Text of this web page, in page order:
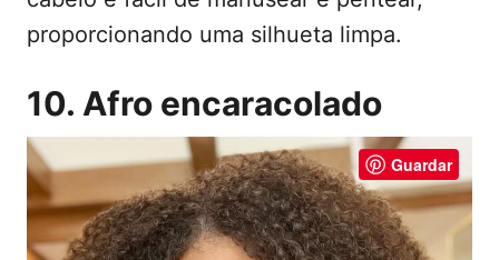
proporcionando uma silhueta limpa.
10. Afro encaracolado
Guardar